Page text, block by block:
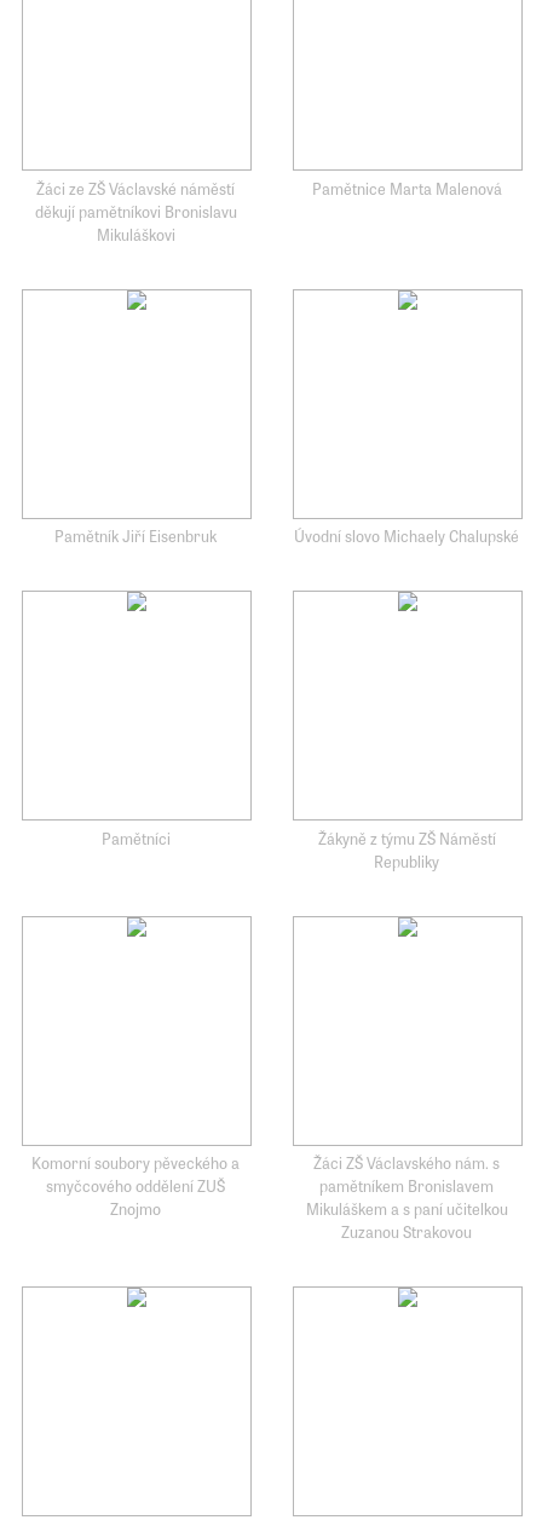
Žáci ze ZŠ Václavské náměstí
děkují pamětníkovi Bronislavu
Mikuláškovi
Pamětnice Marta Malenová
Pamětník Jiří Eisenbruk Úvodní slovo Michaely Chalupské
Pamětníci
Žákyně z týmu ZŠ Náměstí
Republiky
Komorní soubory pěveckého a
smyčcového oddělení ZUŠ
Znojmo
Žáci ZŠ Václavského nám. s
pamětníkem Bronislavem
Mikuláškem a s paní učitelkou
Zuzanou Strakovou